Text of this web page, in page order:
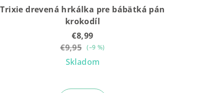
Trixie drevená hrkálka pre bábätká pán
krokodíl
€8,99
€9,95 (–9 %)
Skladom